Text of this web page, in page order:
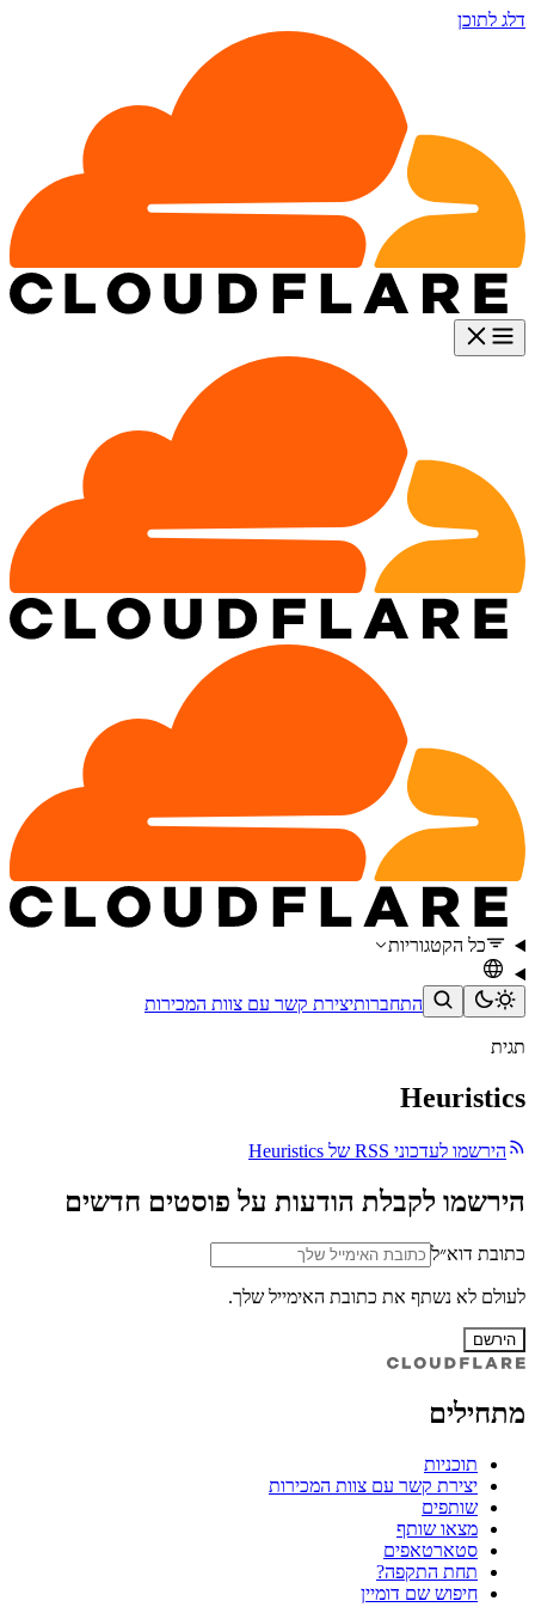
דלג לתוכן
כל הקטגוריות
התחברותיצירת קשר עם צוות המכירות
תגית
Heuristics
הירשמו לעדכוני RSS של Heuristics
הירשמו לקבלת הודעות על פוסטים חדשים
כתובת דוא״ל
לעולם לא נשתף את כתובת האימייל שלך.
הירשם
מתחילים
תוכניות
יצירת קשר עם צוות המכירות
שותפים
מצאו שותף
סטארטאפים
תחת התקפה?
חיפוש שם דומיין